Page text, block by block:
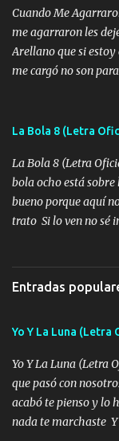
Cuando Me
me agarraron les
Arellano que si
me cargó no son
firme el legado que
fajado y mi R
mando un abrazo
Ando en la colonia
fallado para mi
tomando con
bien cuidado bien
La Bola 8 (Letra
La Bola 8 (Letra
bola ocho está
bueno porque aquí
trato Si lo ven no sé
lo primero que
ver solo más no
cuidan los santos y
por un futuro mejor
fecha aún sigo
alteró de repente Mi
ha rajado pal
Peñasco Me fajó
Entradas
Yo Y La Luna (Letra
Yo Y La Luna (Letra
que pasó con
acabó te pienso y lo
nada te marchaste